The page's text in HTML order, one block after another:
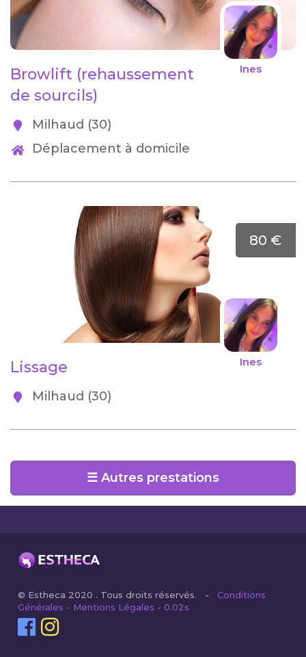
Ines
Browlift (rehaussement
de sourcils)
Milhaud (30)
Déplacement à domicile
80 €
Ines
Lissage
Milhaud (30)
☰ Autres prestations
© Estheca 2020 . Tous droits réservés. -Conditions
Générales - Mentions Légales - 0.02s